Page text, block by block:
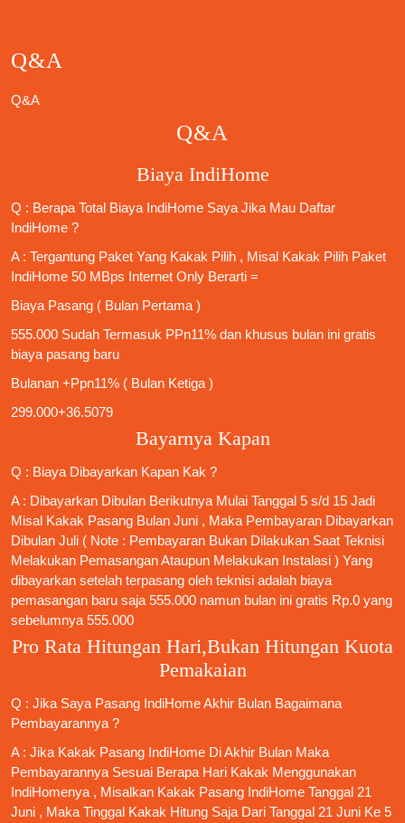
Q&A
Q&A
Q&A
Biaya IndiHome
Q : Berapa Total Biaya IndiHome Saya Jika Mau Daftar
IndiHome ?
A : Tergantung Paket Yang Kakak Pilih , Misal Kakak Pilih Paket
IndiHome 50 MBps Internet Only Berarti =
Biaya Pasang ( Bulan Pertama )
555.000 Sudah Termasuk PPn11% dan khusus bulan ini gratis
biaya pasang baru
Bulanan +Ppn11% ( Bulan Ketiga )
299.000+36.5079
Bayarnya Kapan
Q : Biaya Dibayarkan Kapan Kak ?
A : Dibayarkan Dibulan Berikutnya Mulai Tanggal 5 s/d 15 Jadi
Misal Kakak Pasang Bulan Juni , Maka Pembayaran Dibayarkan
Dibulan Juli ( Note : Pembayaran Bukan Dilakukan Saat Teknisi
Melakukan Pemasangan Ataupun Melakukan Instalasi ) Yang
dibayarkan setelah terpasang oleh teknisi adalah biaya
pemasangan baru saja 555.000 namun bulan ini gratis Rp.0 yang
sebelumnya 555.000
Pro Rata Hitungan Hari,Bukan Hitungan Kuota
Pemakaian
Q : Jika Saya Pasang IndiHomeAkhir Bulan Bagaimana
Pembayarannya ?
A : Jika Kakak Pasang IndiHome Di Akhir Bulan Maka
Pembayarannya Sesuai Berapa Hari Kakak Menggunakan
IndiHomenya , Misalkan Kakak Pasang IndiHome Tanggal 21
Juni , Maka Tinggal Kakak Hitung Saja Dari Tanggal 21 Juni Ke 5